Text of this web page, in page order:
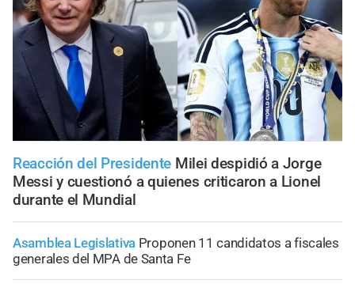
Reacción del Presidente Milei despidió a Jorge
Messi y cuestionó a quienes criticaron a Lionel
durante el Mundial
Asamblea Legislativa Proponen 11 candidatos a fiscales
generales del MPA de Santa Fe